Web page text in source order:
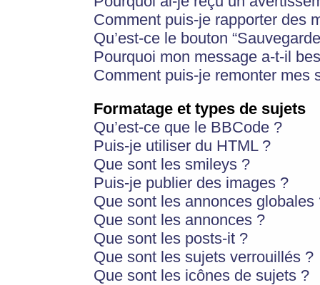
Comment puis-je rapporter des
Qu’est-ce le bouton
Pourquoi mon message a-t-il
Comment puis-je remonter mes
Formatage et types de sujets
Qu’est-ce que le BBCode ?
Puis-je utiliser du HTML ?
Que sont les smileys ?
Puis-je publier des images ?
Que sont les annonces globales
Que sont les annonces ?
Que sont les posts-it ?
Que sont les sujets verrouillés ?
Que sont les icônes de sujets ?